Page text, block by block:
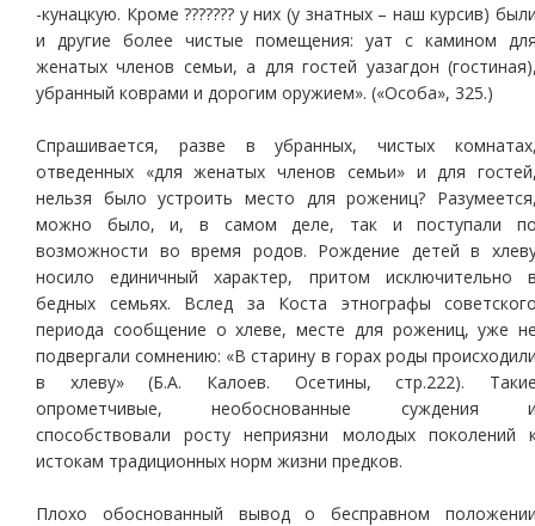
-кунацкую. Кроме ??????? у них (у знатных – наш курсив)
и другие более чистые помещения: уат с камином
женатых членов семьи, а для гостей уазагдон
убранный коврами и дорогим оружием». («Особа», 325.)
Спрашивается, разве в убранных, чистых
отведенных «для женатых членов семьи» и для
нельзя было устроить место для рожениц?
можно было, и, в самом деле, так и поступали
возможности во время родов. Рождение детей в
носило единичный характер, притом исключительно
бедных семьях. Вслед за Коста этнографы
периода сообщение о хлеве, месте для рожениц, уже
подвергали сомнению: «В старину в горах роды
в хлеву» (Б.А. Калоев. Осетины, стр.222).
опрометчивые, необоснованные суждения
способствовали росту неприязни молодых поколений
истокам традиционных норм жизни предков.
Плохо обоснованный вывод о бесправном